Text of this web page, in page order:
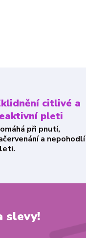
citlivé a
pleti
při pnutí,
a nepohodlí
slevy!